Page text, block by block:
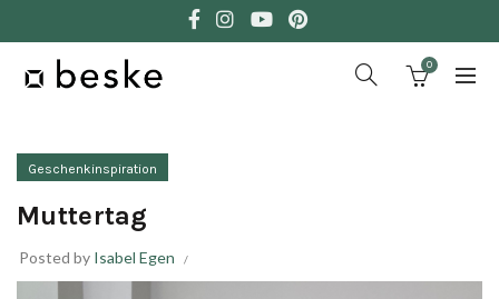
0
Geschenkinspiration
Muttertag
Posted by Isabel Egen